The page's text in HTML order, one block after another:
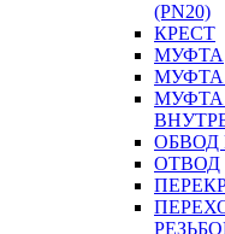
(PN20)
КРЕСТ
МУФТА
МУФТА
МУФТА
ОБВОД
ОТВОД